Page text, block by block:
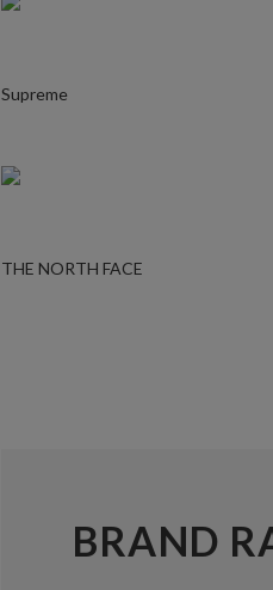
Supreme
THE NORTH FACE
BRAND